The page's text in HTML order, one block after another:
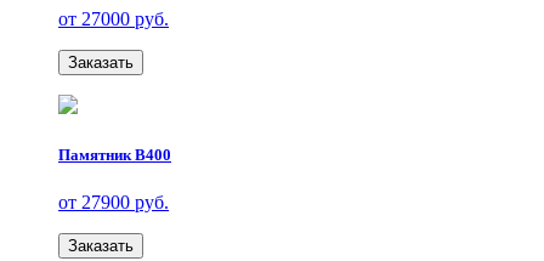
от 27000 руб.
Заказать
Памятник В400
от 27900 руб.
Заказать